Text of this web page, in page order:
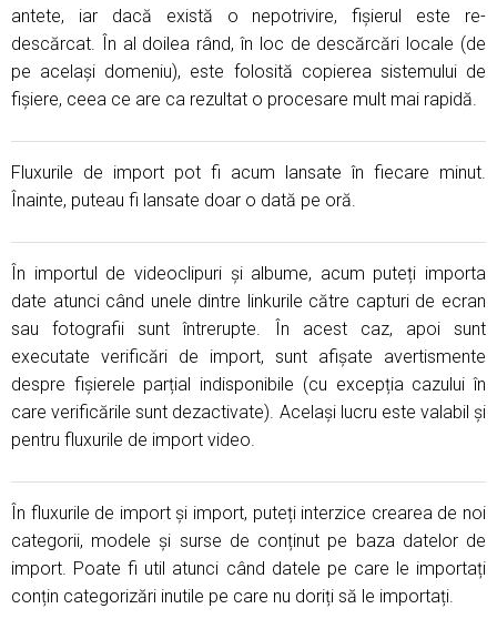
antete, iar dacă există o nepotrivire, fișierul este re-
descărcat. În al doilea rând, în loc de descărcări locale (de
pe același domeniu), este folosită copierea sistemului de
fișiere, ceea ce are ca rezultat o procesare mult mai rapidă.
Fluxurile de import pot fi acum lansate în fiecare minut.
Înainte, puteau fi lansate doar o dată pe oră.
În importul de videoclipuri și albume, acum puteți importa
date atunci când unele dintre linkurile către capturi de ecran
sau fotografii sunt întrerupte. În acest caz, apoi sunt
executate verificări de import, sunt afișate avertismente
despre fișierele parțial indisponibile (cu excepția cazului în
care verificările sunt dezactivate). Același lucru este valabil și
pentru fluxurile de import video.
În fluxurile de import și import, puteți interzice crearea de noi
categorii, modele și surse de conținut pe baza datelor de
import. Poate fi util atunci când datele pe care le importați
conțin categorizări inutile pe care nu doriți să le importați.